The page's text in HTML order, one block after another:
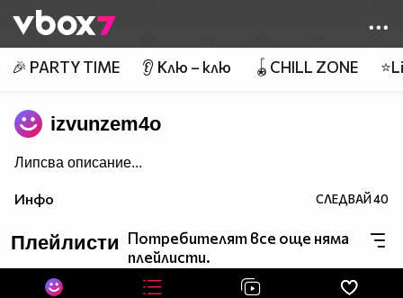
👾
🎉 PARTY TIME 👂 Клю – клю 🪀CHILL ZONE
izvunzem4o
Липсва описание...
Инфо СЛЕДВАЙ40
Плейлисти Потребителят все още няма
плейлисти.